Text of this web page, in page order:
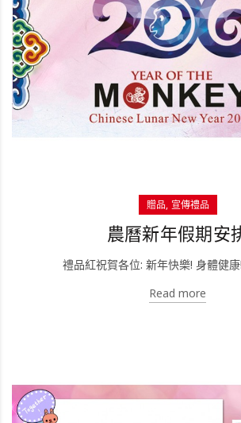
贈品 宣傳禮品
農曆新年假期安
禮品紅祝賀各位: 新年快樂! 身體健
Read more